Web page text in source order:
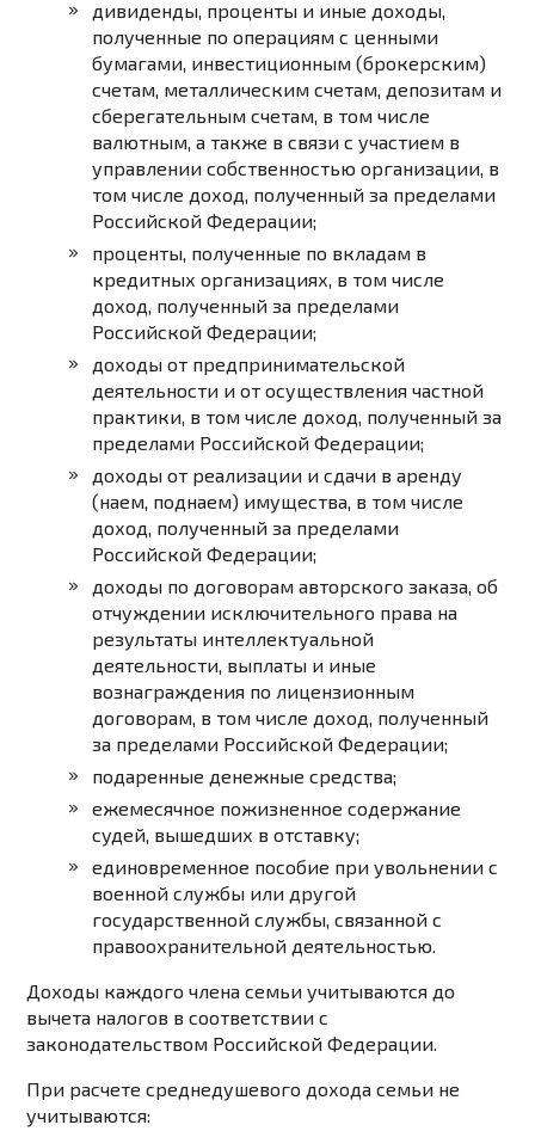
дивиденды, проценты и иные доходы,
полученные по операциям с ценными
бумагами, инвестиционным (брокерским)
счетам, металлическим счетам, депозитам и
сберегательным счетам, в том числе
валютным, а также в связи с участием в
управлении собственностью организации, в
том числе доход, полученный за пределами
Российской Федерации;
проценты, полученные по вкладам в
кредитных организациях, в том числе
доход, полученный за пределами
Российской Федерации;
доходы от предпринимательской
деятельности и от осуществления частной
практики, в том числе доход, полученный за
пределами Российской Федерации;
доходы от реализации и сдачи в аренду
(наем, поднаем) имущества, в том числе
доход, полученный за пределами
Российской Федерации;
доходы по договорам авторского заказа, об
отчуждении исключительного права на
результаты интеллектуальной
деятельности, выплаты и иные
вознаграждения по лицензионным
договорам, в том числе доход, полученный
за пределами Российской Федерации;
подаренные денежные средства;
ежемесячное пожизненное содержание
судей, вышедших в отставку;
единовременное пособие при увольнении с
военной службы или другой
государственной службы, связанной с
правоохранительной деятельностью.
Доходы каждого члена семьи учитываются до
вычета налогов в соответствии с
законодательством Российской Федерации.
При расчете среднедушевого дохода семьи не
учитываются: